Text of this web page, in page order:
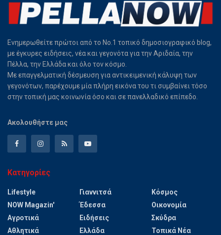
Ενημερωθείτε πρώτοι από το Νο.1 τοπικό δημοσιογραφικό blog,
με έγκυρες ειδήσεις, νέα και γεγονότα για την Αριδαία, την
Πέλλα, την Ελλάδα και όλο τον κόσμο.
Με επαγγελματική δέσμευση για αντικειμενική κάλυψη των
γεγονότων, παρέχουμε μία πλήρη εικόνα του τι συμβαίνει τόσο
στην τοπική μας κοινωνία όσο και σε πανελλαδικό επίπεδο.
Ακολουθήστε μας
Κατηγορίες
Lifestyle
NOW Magazin'
Αγροτικά
Αθλητικά
Γιαννιτσά
Έδεσσα
Ειδήσεις
Ελλάδα
Κόσμος
Οικονομία
Σκύδρα
Τοπικά Νέα